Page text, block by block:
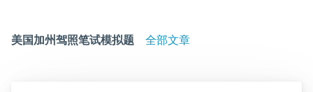
美国加州驾照笔试模拟题 全部文章